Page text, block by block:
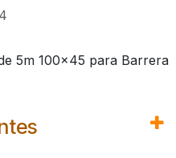
5m 100x45 para Barrera